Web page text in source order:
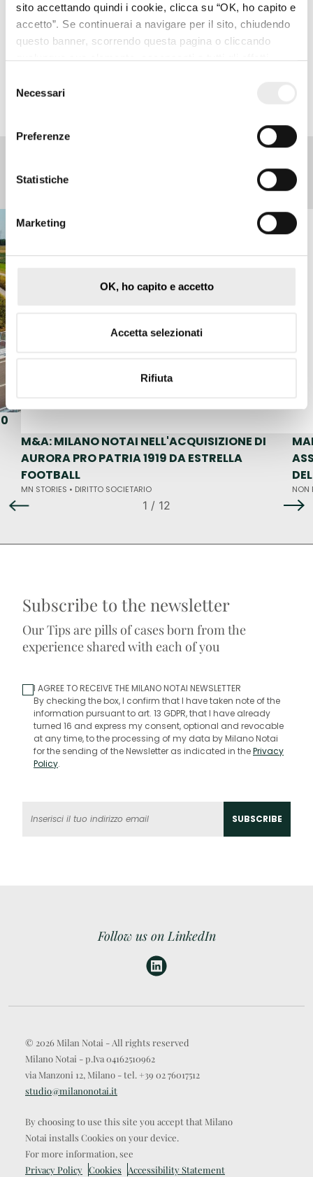
sito accettando quindi i cookie, clicca su “OK, ho capito e
accetto”. Se continuerai a navigare per il sito, chiudendo
questo banner, scorrendo questa pagina o cliccando
qualunque suo elemento, acconsenti a tutti gli effetti
sito
delNecessari
Preferenze
Statistiche
Marketing
OK, ho capito e accetto
Accetta selezionati
Rifiuta
preventivavalutazione di compatibilità con la disciplina
EU.
Tips and Stories
M&A: MILANO NOTAI NELL'ACQUISIZIONE DI
AURORA PRO PATRIA 1919 DA ESTRELLA
FOOTBALL
MN STORIES • DIRITTO SOCIETARIO NON
1 / 12
Subscribe to the newsletter
Our Tips are pills of cases born from the
experience shared with each of you
I AGREE TO RECEIVE THE MILANO NOTAI NEWSLETTER
By checking the box, I confirm that I have taken note of the
information pursuant to art. 13 GDPR, that I have already
turned 16 and express my consent, optional and revocable
at any time, to the processing of my data by Milano Notai
for the sending of the Newsletter as indicated in thePrivacy
Policy.
Follow us on LinkedIn
© 2026 Milan Notai - All rights reserved
Milano Notai - p.Iva 04162510962
via Manzoni 12, Milano - tel. +39 02 76017512
studio@milanonotai.it
By choosing to use this site you accept that Milano
Notai installs Cookies on your device.
For more information, see
Privacy Policy Cookies Accessibility Statement